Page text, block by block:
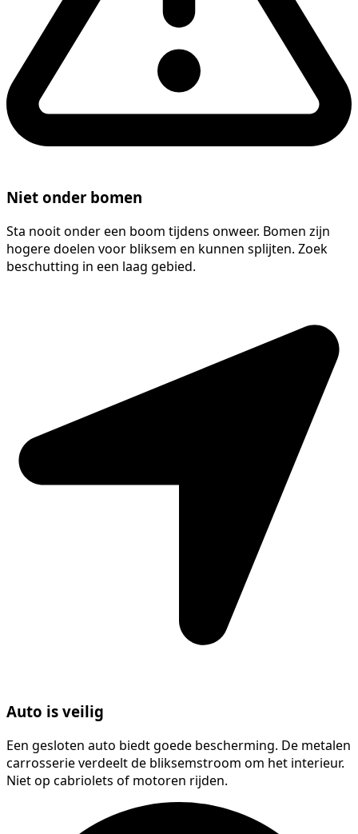
Niet onder bomen
Sta nooit onder een boom tijdens onweer. Bomen zijn
hogere doelen voor bliksem en kunnen splijten. Zoek
beschutting in een laag gebied.
Auto is veilig
Een gesloten auto biedt goede bescherming. De metalen
carrosserie verdeelt de bliksemstroom om het interieur.
Niet op cabriolets of motoren rijden.